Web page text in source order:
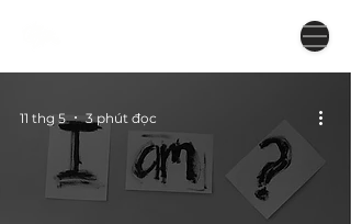
11 thg 5 3 phút đọc